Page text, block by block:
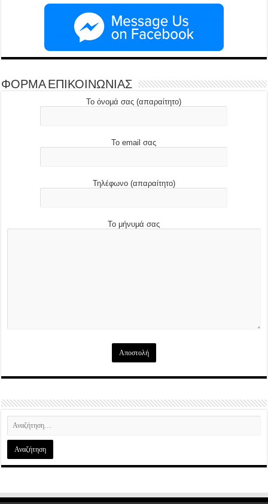
ΦΟΡΜΑ ΕΠΙΚΟΙΝΩΝΙΑΣ
Το όνομά σας (απαραίτητο)
Το email σας
Τηλέφωνο (απαραίτητο)
Το μήνυμά σας